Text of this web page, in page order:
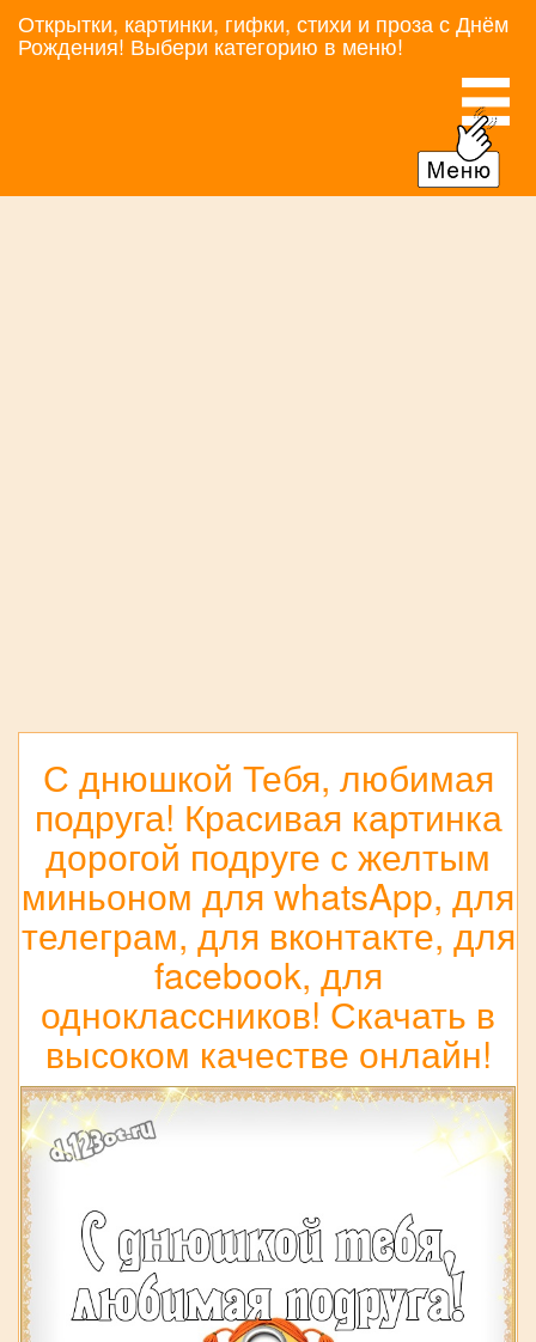
Открытки, картинки, гифки, стихи и проза с Днём
Рождения! Выбери категорию в меню!
С днюшкой Тебя, любимая
подруга! Красивая картинка
дорогой подруге с желтым
миньоном для whatsApp, для
телеграм, для вконтакте, для
facebook, для
одноклассников! Скачать в
высоком качестве онлайн!